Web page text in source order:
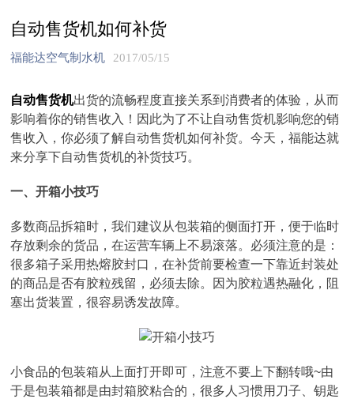
自动售货机如何补货
福能达空气制水机 2017/05/15
自动售货机出货的流畅程度直接关系到消费者的体验，从而
影响着你的销售收入！因此为了不让自动售货机影响您的销
售收入，你必须了解自动售货机如何补货。今天，福能达就
来分享下自动售货机的补货技巧。
一、开箱小技巧
多数商品拆箱时，我们建议从包装箱的侧面打开，便于临时
存放剩余的货品，在运营车辆上不易滚落。必须注意的是：
很多箱子采用热熔胶封口，在补货前要检查一下靠近封装处
的商品是否有胶粒残留，必须去除。因为胶粒遇热融化，阻
塞出货装置，很容易诱发故障。
小食品的包装箱从上面打开即可，注意不要上下翻转哦~由
于是包装箱都是由封箱胶粘合的，很多人习惯用刀子、钥匙